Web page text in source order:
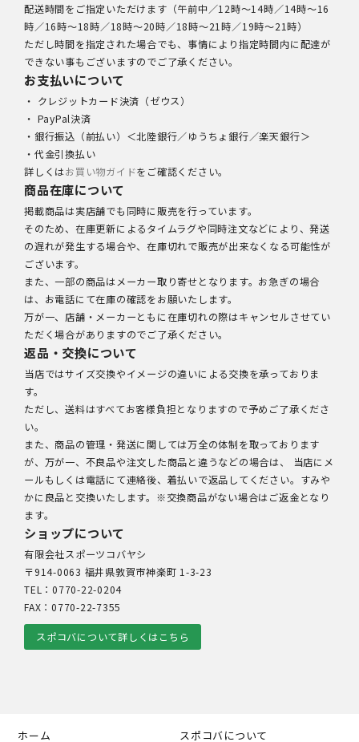
配送時間をご指定いただけます（午前中／12時～14時／14時～16
時／16時～18時／18時～20時／18時～21時／19時～21時）
ただし時間を指定された場合でも、事情により指定時間内に配達が
できない事もございますのでご了承ください。
お支払いについて
・ クレジットカード決済（ゼウス）
・ PayPal決済
・銀行振込（前払い）＜北陸銀行／ゆうちょ銀行／楽天銀行＞
・代金引換払い
詳しくはお買い物ガイドをご確認ください。
商品在庫について
掲載商品は実店舗でも同時に販売を行っています。
そのため、在庫更新によるタイムラグや同時注文などにより、発送
の遅れが発生する場合や、在庫切れで販売が出来なくなる可能性が
ございます。
また、一部の商品はメーカー取り寄せとなります。お急ぎの場合
は、お電話にて在庫の確認をお願いたします。
万が一、店舗・メーカーともに在庫切れの際はキャンセルさせてい
ただく場合がありますのでご了承ください。
返品・交換について
当店ではサイズ交換やイメージの違いによる交換を承っておりま
す。
ただし、送料はすべてお客様負担となりますので予めご了承くださ
い。
また、商品の管理・発送に関しては万全の体制を取っております
が、万が一、不良品や注文した商品と違うなどの場合は、 当店にメ
ールもしくは電話にて連絡後、着払いで返品してください。すみや
かに良品と交換いたします。※交換商品がない場合はご返金となり
ます。
ショップについて
有限会社スポーツコバヤシ
〒914-0063 福井県敦賀市神楽町 1-3-23
TEL：0770-22-0204
FAX：0770-22-7355
スポコバについて詳しくはこちら
ホーム スポコバについて